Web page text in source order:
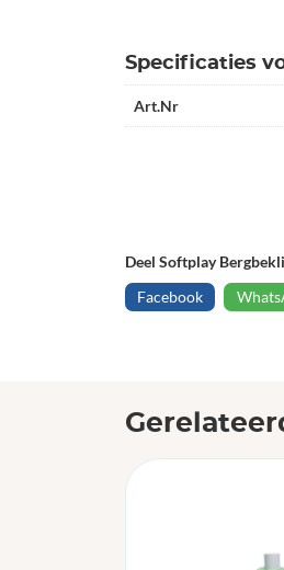
Specificaties
Art.Nr
Deel Softplay
Facebook